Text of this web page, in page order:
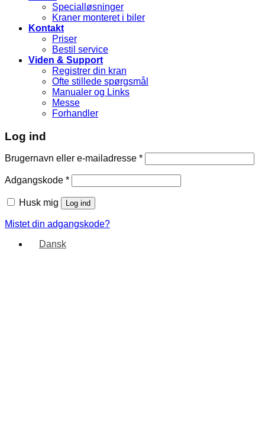
Specialløsninger
Kraner monteret i biler
Kontakt
Priser
Bestil service
Viden & Support
Registrer din kran
Ofte stillede spørgsmål
Manualer og Links
Messe
Forhandler
Log ind
Brugernavn eller e-mailadresse *
Adgangskode *
Husk mig Log ind
Mistet din adgangskode?
Dansk